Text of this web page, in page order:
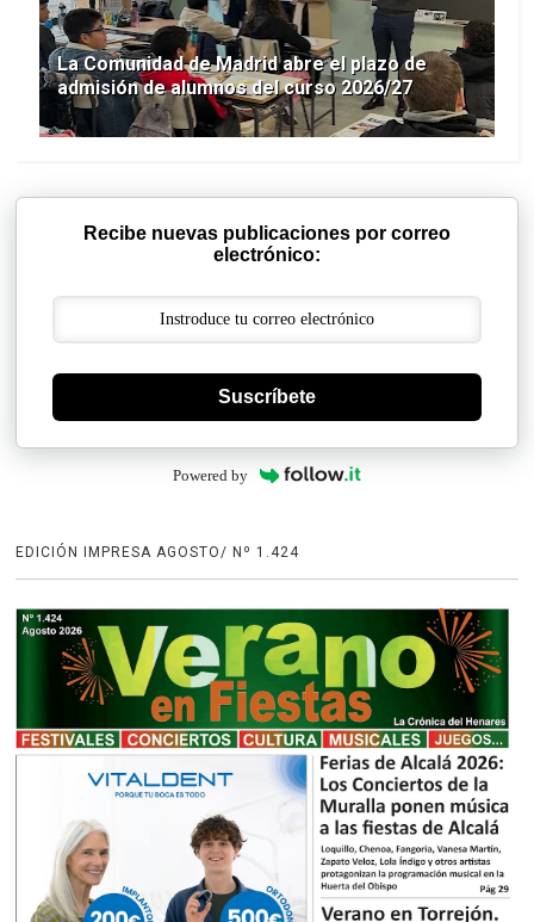
La Comunidad de Madrid abre el plazo de
admisión de alumnos del curso 2026/27
Recibe nuevas publicaciones por correo
electrónico:
Suscríbete
Powered by
EDICIÓN IMPRESA AGOSTO/ Nº 1.424